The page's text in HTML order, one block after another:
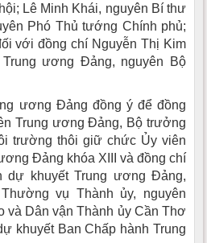
Lê Minh Khái, nguyên Bí thư
Phó Thủ tướng Chính phủ;
với đồng chí Nguyễn Thị Kim
ương Đảng, nguyên Bộ
ương Đảng đồng ý để đồng
Trung ương Đảng, Bộ trưởng
trường thôi giữ chức Ủy viên
Đảng khóa XIII và đồng chí
dự khuyết Trung ương Đảng,
vụ Thành ủy, nguyên
và Dân vận Thành ủy Cần Thơ
khuyết Ban Chấp hành Trung